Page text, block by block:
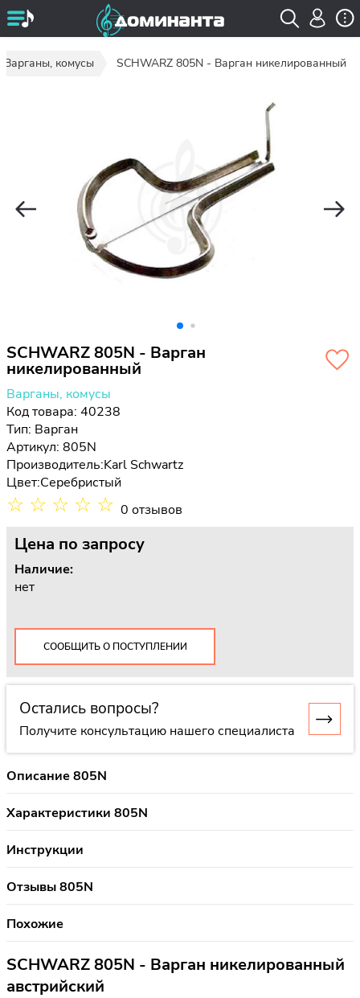
Варганы, комусы SCHWARZ 805N - Варган никелированный
SCHWARZ 805N - Варган
никелированный
Варганы, комусы
Код товара: 40238
Тип: Варган
Артикул: 805N
Производитель:Karl Schwartz
Цвет:Серебристый
☆ ☆ ☆ ☆ ☆ 0 отзывов
Цена по запросу
Наличие:
нет
СООБЩИТЬ О ПОСТУПЛЕНИИ
Остались вопросы?
Получите консультацию нашего специалиста
Описание 805N
Характеристики 805N
Инструкции
Отзывы 805N
Похожие
SCHWARZ 805N - Варган никелированный
австрийский